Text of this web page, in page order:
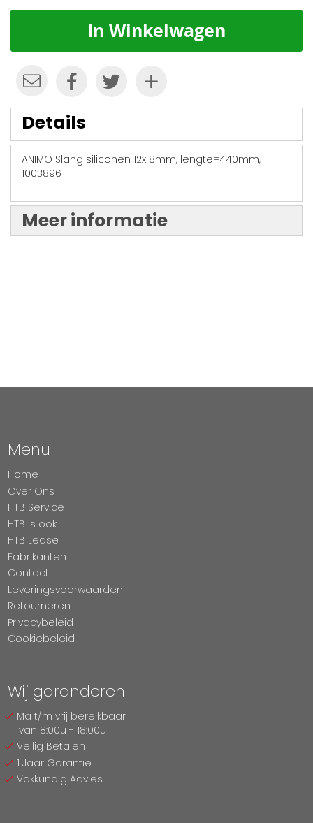
In Winkelwagen
Details
ANIMO Slang siliconen 12x 8mm, lengte=440mm,
1003896
Meer informatie
Menu
Home
Over Ons
HTB Service
HTB Is ook
HTB Lease
Fabrikanten
Contact
Leveringsvoorwaarden
Retourneren
Privacybeleid
Cookiebeleid
Wij garanderen
Ma t/m vrij bereikbaar
van 8:00u - 18:00u
Veilig Betalen
1 Jaar Garantie
Vakkundig Advies